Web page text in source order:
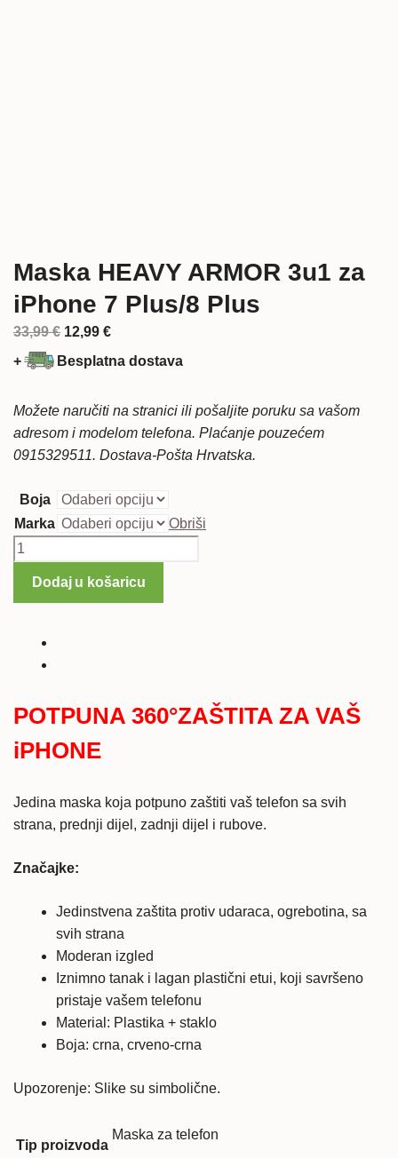
Maska HEAVY ARMOR 3u1 za
iPhone 7 Plus/8 Plus
33,99€ Izvorna
cijena
33,99 €.
12,99 €Trenutna
cijena
+ Besplatna dostava
Možete naručiti na stranici ili pošaljite poruku sa vašom
adresom i modelom telefona. Plaćanje pouzećem
0915329511. Dostava-Pošta Hrvatska.
Boja
Marka
Obriši
Maska
ARMOR
Plus
količina
Dodaj u košaricu
POTPUNA 360°ZAŠTITA ZA VAŠ
iPHONE
Jedina maska koja potpuno zaštiti vaš telefon sa svih
strana, prednji dijel, zadnji dijel i rubove.
Značajke:
Jedinstvena zaštita protiv udaraca, ogrebotina, sa
svih strana
Moderan izgled
Iznimno tanak i lagan plastični etui, koji savršeno
pristaje vašem telefonu
Material: Plastika + staklo
Boja: crna, crveno-crna
Upozorenje: Slike su simbolične.
Tip proizvoda
Maska za telefon